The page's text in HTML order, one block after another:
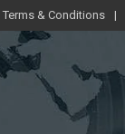
Terms & Conditions